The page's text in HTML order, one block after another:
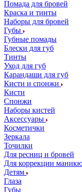
Помада для бровей
Краска и тинты
Наборы для бровей
Губы
Губные помады
Блески для губ
Тинты
Уход для губ
Карандаши для губ
Кисти и спонжи
Кисти
Спонжи
Наборы кистей
Аксессуары
Косметички
Зеркала
Точилки
Для ресниц и бровей
Для коррекции
Детям
Глаза
Губы